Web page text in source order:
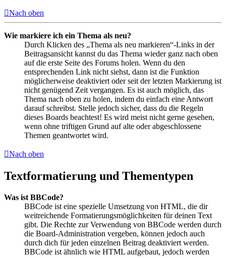
Nach oben
Wie markiere ich ein Thema als neu?
Durch Klicken des „Thema als neu markieren“-Links in der
Beitragsansicht kannst du das Thema wieder ganz nach oben
auf die erste Seite des Forums holen. Wenn du den
entsprechenden Link nicht siehst, dann ist die Funktion
möglicherweise deaktiviert oder seit der letzten Markierung ist
nicht genügend Zeit vergangen. Es ist auch möglich, das
Thema nach oben zu holen, indem du einfach eine Antwort
darauf schreibst. Stelle jedoch sicher, dass du die Regeln
dieses Boards beachtest! Es wird meist nicht gerne gesehen,
wenn ohne triftigen Grund auf alte oder abgeschlossene
Themen geantwortet wird.
Nach oben
Textformatierung und Thementypen
Was ist BBCode?
BBCode ist eine spezielle Umsetzung von HTML, die dir
weitreichende Formatierungsmöglichkeiten für deinen Text
gibt. Die Rechte zur Verwendung von BBCode werden durch
die Board-Administration vergeben, können jedoch auch
durch dich für jeden einzelnen Beitrag deaktiviert werden.
BBCode ist ähnlich wie HTML aufgebaut, jedoch werden